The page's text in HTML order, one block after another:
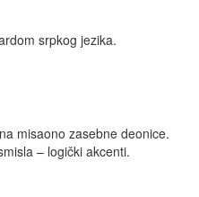
srpkog jezika.
misaono zasebne deonice.
– logički akcenti.